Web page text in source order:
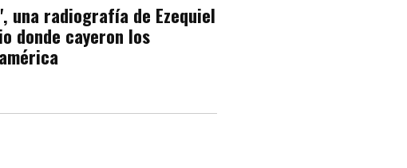
una radiografía de Ezequiel
donde cayeron los